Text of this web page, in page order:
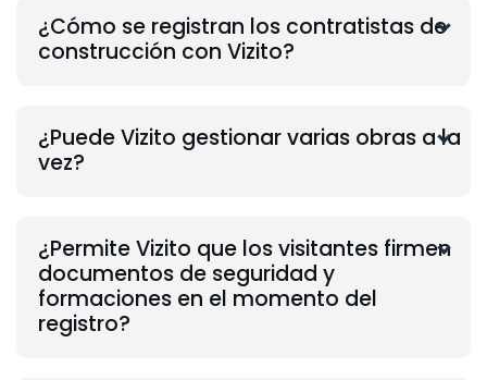
¿Cómo se registran los contratistas de
construcción con Vizito?
¿Puede Vizito gestionar varias obras a la
vez?
¿Permite Vizito que los visitantes firmen
documentos de seguridad y
formaciones en el momento del
registro?